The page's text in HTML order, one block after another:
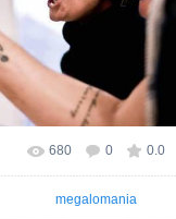
Размер фотографии: 745x496
680 0 0.0
megalomania